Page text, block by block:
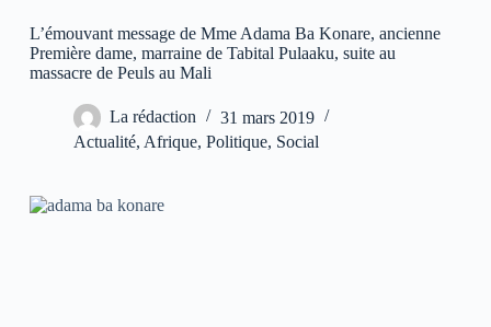
n
u
L’émouvant message de Mme Adama Ba Konare, ancienne
Première dame, marraine de Tabital Pulaaku, suite au
massacre de Peuls au Mali
La rédaction
31 mars 2019
Actualité, Afrique, Politique, Social